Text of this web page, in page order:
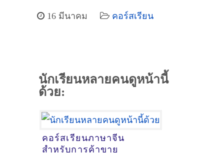
16 มีนาคม คอร์สเรียน
นักเรียนหลายคนดูหน้านี้
ด้วย:
คอร์สเรียนภาษาจีน
สำหรับการค้าขาย